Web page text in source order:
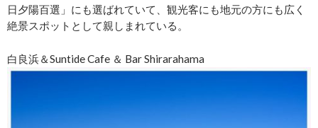
日夕陽百選」にも選ばれていて、観光客にも地元の方にも広く
絶景スポットとして親しまれている。
白良浜＆Suntide Cafe ＆ Bar Shirarahama